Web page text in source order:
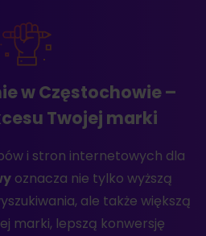
w Częstochowie –
Twojej marki
i stron internetowych dla
oznacza nie tylko wyższą
ale także większą
marki, lepszą konwersję